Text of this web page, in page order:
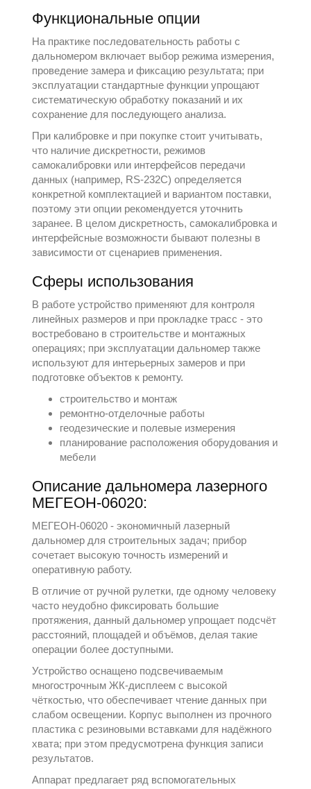
Функциональные опции
На практике последовательность работы с
дальномером включает выбор режима измерения,
проведение замера и фиксацию результата; при
эксплуатации стандартные функции упрощают
систематическую обработку показаний и их
сохранение для последующего анализа.
При калибровке и при покупке стоит учитывать,
что наличие дискретности, режимов
самокалибровки или интерфейсов передачи
данных (например, RS-232C) определяется
конкретной комплектацией и вариантом поставки,
поэтому эти опции рекомендуется уточнить
заранее. В целом дискретность, самокалибровка и
интерфейсные возможности бывают полезны в
зависимости от сценариев применения.
Сферы использования
В работе устройство применяют для контроля
линейных размеров и при прокладке трасс - это
востребовано в строительстве и монтажных
операциях; при эксплуатации дальномер также
используют для интерьерных замеров и при
подготовке объектов к ремонту.
строительство и монтаж
ремонтно-отделочные работы
геодезические и полевые измерения
планирование расположения оборудования и
мебели
Описание дальномера лазерного
МЕГЕОН-06020:
МЕГЕОН-06020 - экономичный лазерный
дальномер для строительных задач; прибор
сочетает высокую точность измерений и
оперативную работу.
В отличие от ручной рулетки, где одному человеку
часто неудобно фиксировать большие
протяжения, данный дальномер упрощает подсчёт
расстояний, площадей и объёмов, делая такие
операции более доступными.
Устройство оснащено подсвечиваемым
многострочным ЖК-дисплеем с высокой
чёткостью, что обеспечивает чтение данных при
слабом освещении. Корпус выполнен из прочного
пластика с резиновыми вставками для надёжного
хвата; при этом предусмотрена функция записи
результатов.
Аппарат предлагает ряд вспомогательных